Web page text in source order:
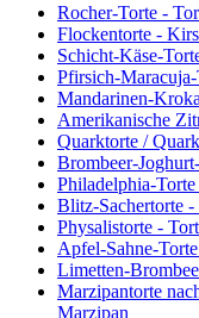
Rocher-Torte -
Flockentorte -
Schicht-Käse-
Pfirsich-
Mandarinen-
Amerikanische
Quarktorte /
Brombeer-
Philadelphia-
Blitz-Sachertorte -
Physalistorte -
Apfel-Sahne-
Limetten-
Marzipantorte
Marzipan